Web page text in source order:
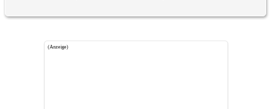
(Anzeige)